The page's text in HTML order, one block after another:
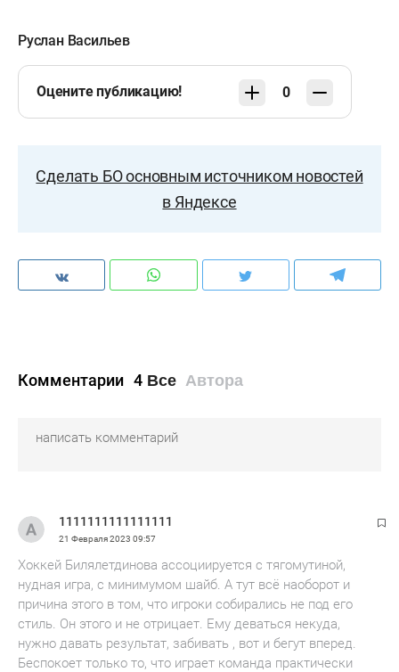
Руслан Васильев
Оцените публикацию! 0
Сделать БО основным источником новостей
в Яндексе
Комментарии 4 Все Автора
1111111111111111
21 Февраля 2023 09:57
Хоккей Билялетдинова ассоциируется с тягомутиной,
нудная игра, с минимумом шайб. А тут всё наоборот и
причина этого в том, что игроки собирались не под его
стиль. Он этого и не отрицает. Ему деваться некуда,
нужно давать результат, забивать , вот и бегут вперед.
Беспокоет только то, что играет команда практически